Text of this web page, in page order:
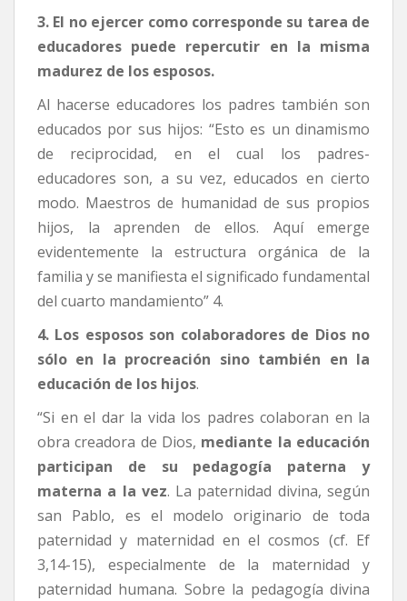
3. El no ejercer como corresponde su tarea de
educadores puede repercutir en la misma
madurez de los esposos.
Al hacerse educadores los padres también son
educados por sus hijos: “Esto es un dinamismo
de reciprocidad, en el cual los padres-
educadores son, a su vez, educados en cierto
modo. Maestros de humanidad de sus propios
hijos, la aprenden de ellos. Aquí emerge
evidentemente la estructura orgánica de la
familia y se manifiesta el significado fundamental
del cuarto mandamiento” 4.
4. Los esposos son colaboradores de Dios no
sólo en la procreación sino también en la
educación de los hijos.
“Si en el dar la vida los padres colaboran en la
obra creadora de Dios, mediante la educación
participan de su pedagogía paterna y
materna a la vez. La paternidad divina, según
san Pablo, es el modelo originario de toda
paternidad y maternidad en el cosmos (cf. Ef
3,14-15), especialmente de la maternidad y
paternidad humana. Sobre la pedagogía divina